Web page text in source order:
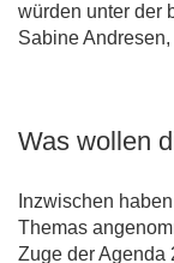
würden unter der
Sabine
Was wollen
Inzwischen
Themas
Zuge der Agenda